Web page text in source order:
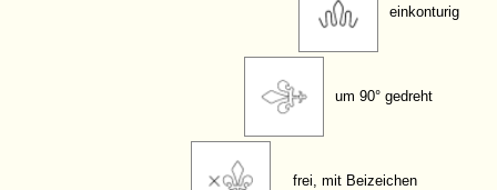
einkonturig
um 90° gedreht
frei, mit Beizeichen